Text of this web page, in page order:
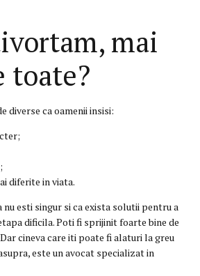
mai
toate?
diverse ca oamenii insisi:
diferite in viata.
esti singur si ca exista solutii pentru a
dificila. Poti fi sprijinit foarte bine de
cineva care iti poate fi alaturi la greu
este un avocat specializat in